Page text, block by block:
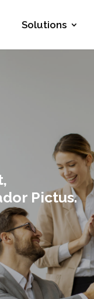
Solutions
Pictus.